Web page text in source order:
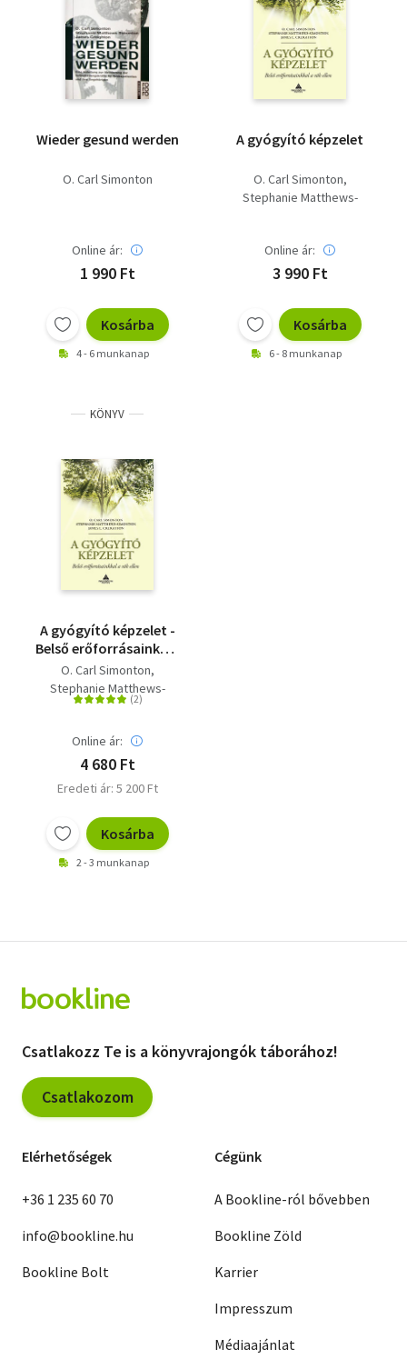
Wieder gesund werden
O. Carl Simonton
Online ár:
1 990 Ft
Kosárba
4 - 6 munkanap
A gyógyító képzelet
O. Carl Simonton
Stephanie Matthews-
Online ár:
3 990 Ft
Kosárba
6 - 8 munkanap
KÖNYV
A gyógyító képzelet -
Belső erőforrásainkkal
a rák ellen
O. Carl Simonton
Stephanie Matthews-
Simonton
Online ár:
4 680 Ft
Eredeti ár: 5 200 Ft
Kosárba
2 - 3 munkanap
Csatlakozz Te is a könyvrajongók táborához!
Csatlakozom
Elérhetőségek
+36 1 235 60 70
info@bookline.hu
Bookline Bolt
Cégünk
A Bookline-ról bővebben
Bookline Zöld
Karrier
Impresszum
Médiaajánlat